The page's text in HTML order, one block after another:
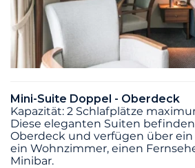
Mini-Suite Doppel - Oberdeck
Kapazität: 2 Schlafplätze
Diese eleganten Suiten
Oberdeck und verfügen über
ein Wohnzimmer, einen
Minibar.